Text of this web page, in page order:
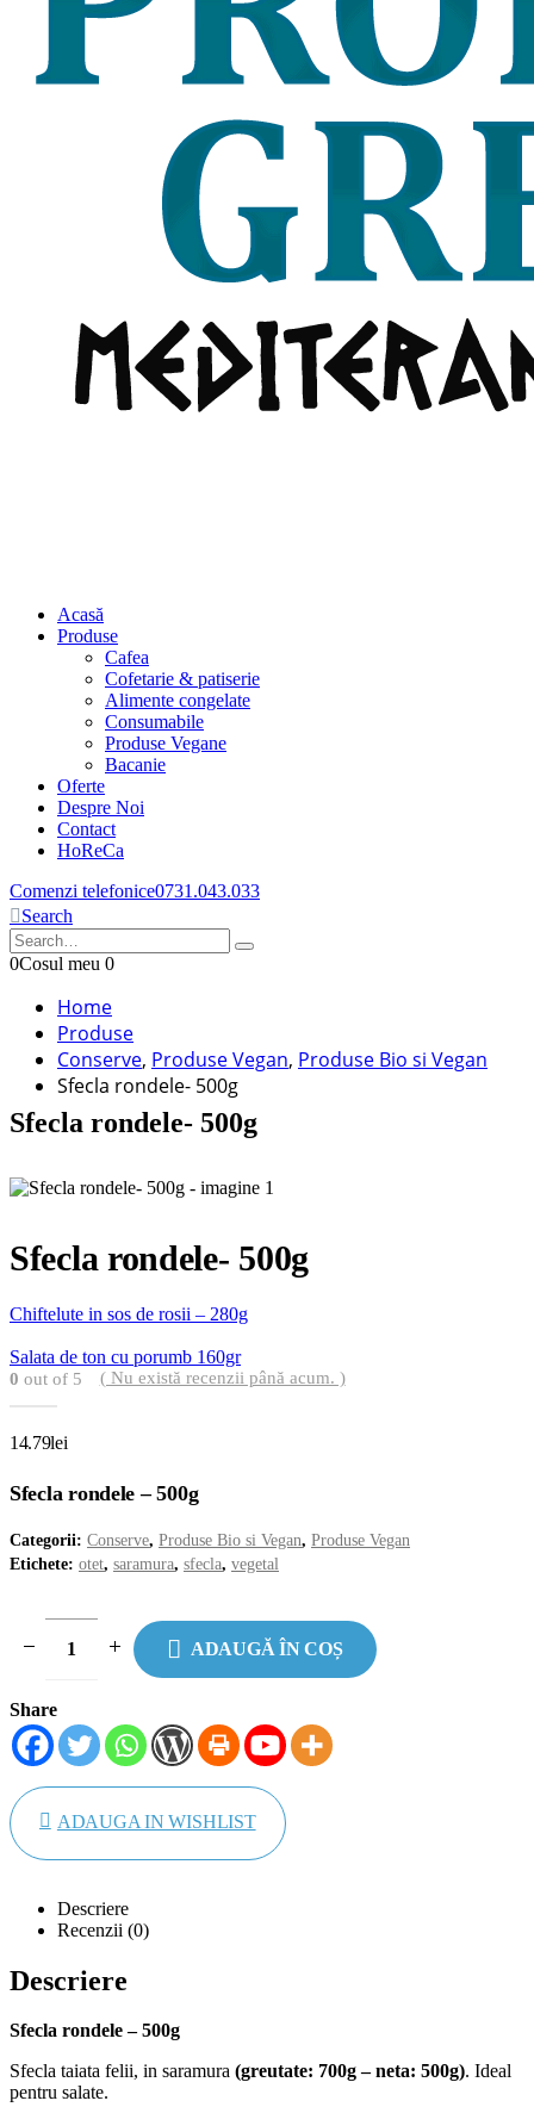
Acasă
Produse
Cafea
Cofetarie & patiserie
Alimente congelate
Consumabile
Produse Vegane
Bacanie
Oferte
Despre Noi
Contact
HoReCa
Comenzi telefonice0731.043.033
Search
0Cosul meu 0
Home
Produse
Conserve, Produse Vegan, Produse Bio si Vegan
Sfecla rondele- 500g
Sfecla rondele- 500g
Sfecla rondele- 500g
Chiftelute in sos de rosii – 280g
Salata de ton cu porumb 160gr
0 out of 5 ( Nu există recenzii până acum. )
14.79lei
Sfecla rondele – 500g
Categorii: Conserve, Produse Bio si Vegan, Produse Vegan
Etichete: otet, saramura, sfecla, vegetal
ADAUGĂ ÎN COȘ
Share
ADAUGA IN WISHLIST
Descriere
Recenzii (0)
Descriere
Sfecla rondele – 500g
Sfecla taiata felii, in saramura (greutate: 700g – neta: 500g). Ideal
pentru salate.